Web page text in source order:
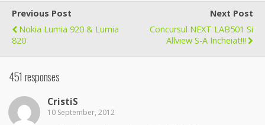
Previous Post
Nokia Lumia 920 & Lumia
820
Next Post
Concursul NEXT LAB501 Si
Allview S-A Incheiat!!!
451 responses
CristiS
10 September, 2012